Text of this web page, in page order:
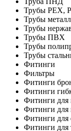
Трубы PEX,
Трубы
Трубы
Трубы ПВХ
Трубы
Трубы
Фитинги
Фильтры
Фитинги
Фитинги
Фитинги для
Фитинги для
Фитинги для
Фитинги для